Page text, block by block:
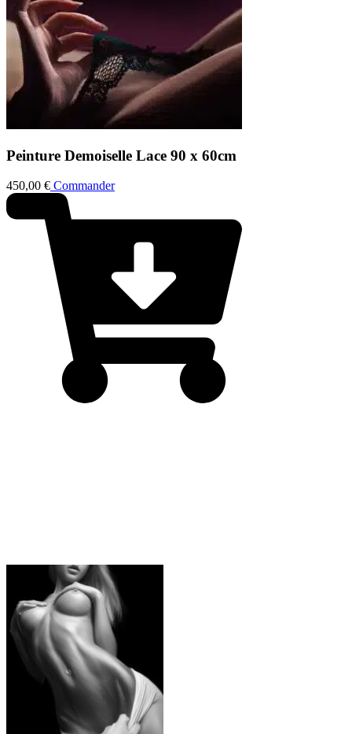
Peinture Demoiselle Lace 90 x 60cm
450,00 € Commander